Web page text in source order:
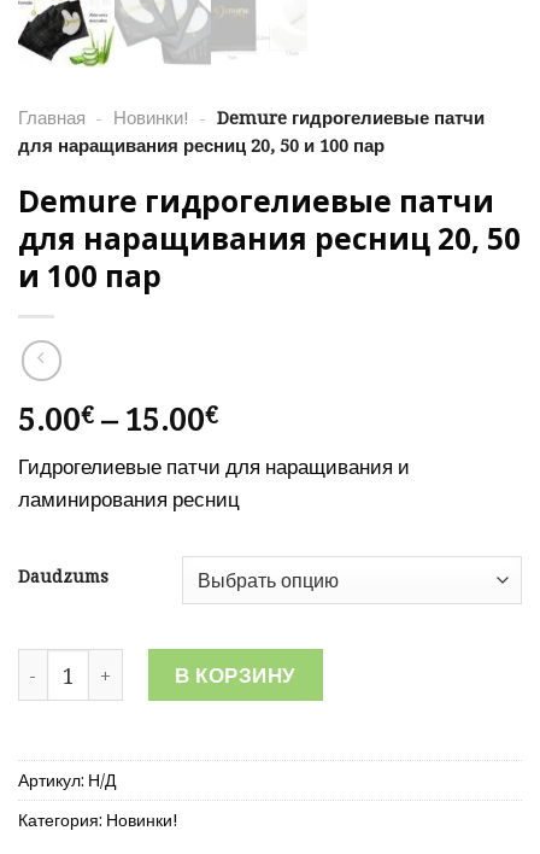
Главная - Новинки! - Demure гидрогелиевые патчи
для наращивания ресниц 20, 50 и 100 пар
Demure гидрогелиевые патчи
для наращивания ресниц 20, 50
и 100 пар
5.00€ – 15.00€Диапазон
5.00€
–
Гидрогелиевые патчи для наращивания и
ламинирования ресниц
Daudzums
Количество товара Demure гидрогелиевые патчи
В КОРЗИНУ
Артикул: Н/Д
Категория: Новинки!